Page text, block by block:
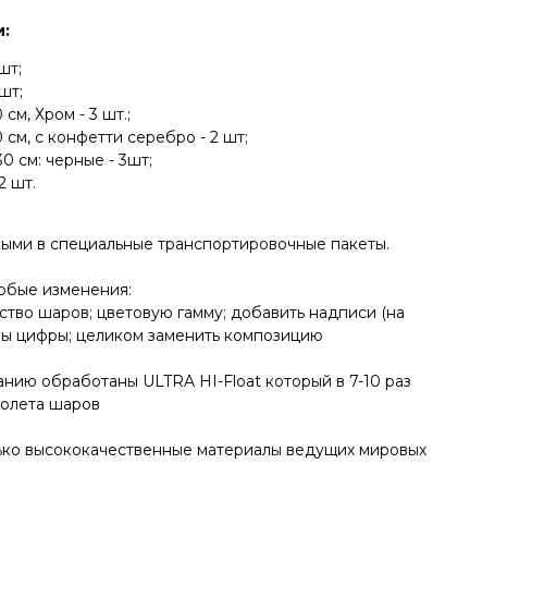
Хром - 3 шт.;
с конфетти серебро - 2 шт;
см: черные - 3шт;
шт.
в специальные транспортировочные пакеты.
изменения:
шаров; цветовую гамму; добавить надписи (на
цифры; целиком заменить композицию
обработаны ULTRA HI-Float который в 7-10 раз
шаров
высококачественные материалы ведущих мировых